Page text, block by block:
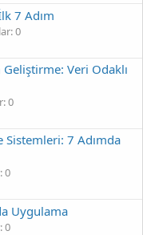
7 Adım
0
Geliştirme: Veri Odaklı
0
Sistemleri: 7 Adımda
0
Uygulama
0